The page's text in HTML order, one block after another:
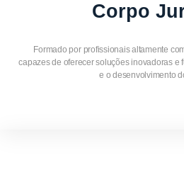
Corpo
Formado por profissionais altamente
capazes de oferecer soluções inovadoras e
e o desenvolvimento